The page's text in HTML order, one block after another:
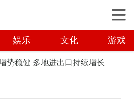
娱乐 文化 游戏
势稳健 多地进出口持续增长